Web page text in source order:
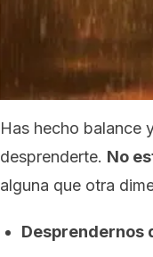
Has hecho balance
desprenderte. No
alguna que otra
Desprendernos